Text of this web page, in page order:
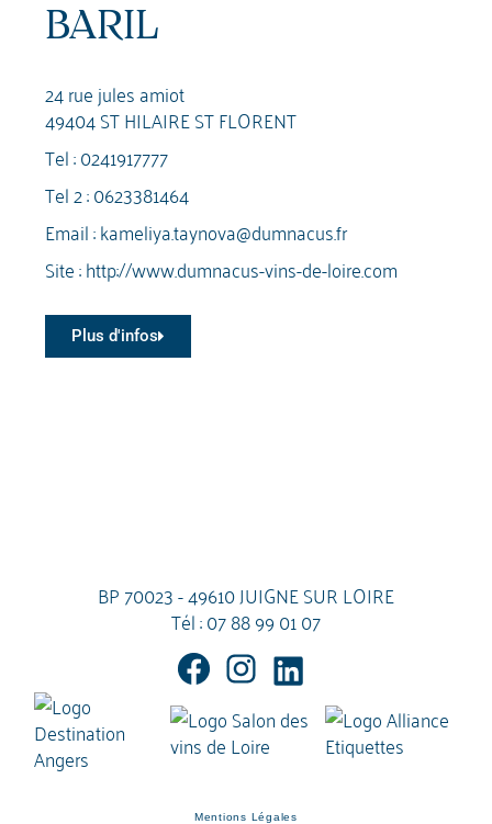
BARIL
24 rue jules amiot
49404 ST HILAIRE ST FLORENT
Tel :0241917777
Tel 2 :0623381464
Email :kameliya.taynova@dumnacus.fr
Site :http://www.dumnacus-vins-de-loire.com
Plus d'infos
BP 70023 - 49610 JUIGNE SUR LOIRE
Tél :07 88 99 01 07
Mentions Légales